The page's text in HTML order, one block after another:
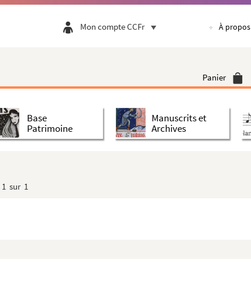
Mon compte CCFr À propos
Panier
Base
Patrimoine
Manuscrits et
Archives
1 sur 1